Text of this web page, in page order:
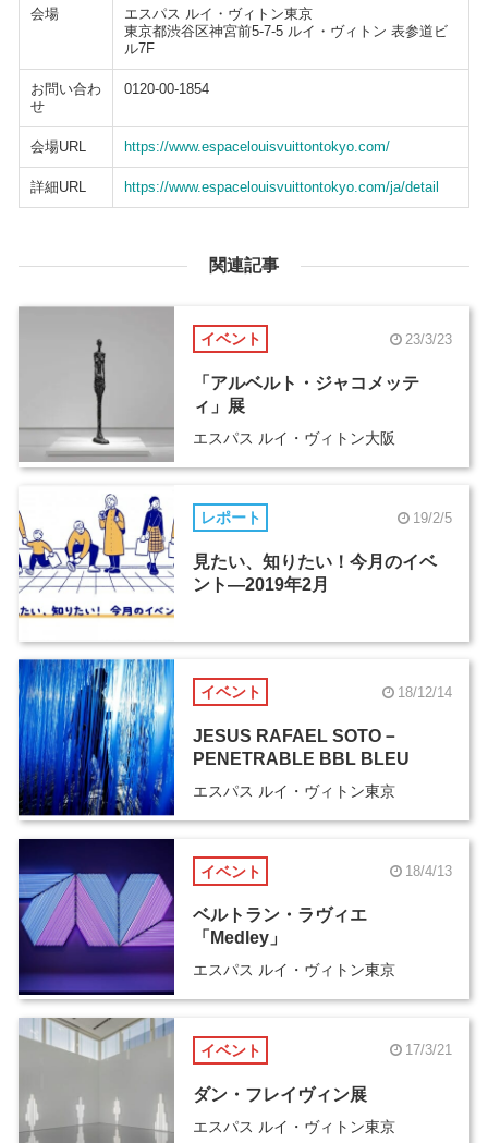
会場
エスパス ルイ・ヴィトン東京
東京都渋谷区神宮前5-7-5 ルイ・ヴィトン 表参道ビ
ル7F
お問い合わ
せ
0120-00-1854
会場URL https://www.espacelouisvuittontokyo.com/
詳細URL https://www.espacelouisvuittontokyo.com/ja/detail
関連記事
イベント 23/3/23
「アルベルト・ジャコメッテ
ィ」展
エスパス ルイ・ヴィトン大阪
レポート 19/2/5
見たい、知りたい！今月のイベ
ント―2019年2月
イベント 18/12/14
JESUS RAFAEL SOTO－
PENETRABLE BBL BLEU
エスパス ルイ・ヴィトン東京
イベント 18/4/13
ベルトラン・ラヴィエ
「Medley」
エスパス ルイ・ヴィトン東京
イベント 17/3/21
ダン・フレイヴィン展
エスパス ルイ・ヴィトン東京